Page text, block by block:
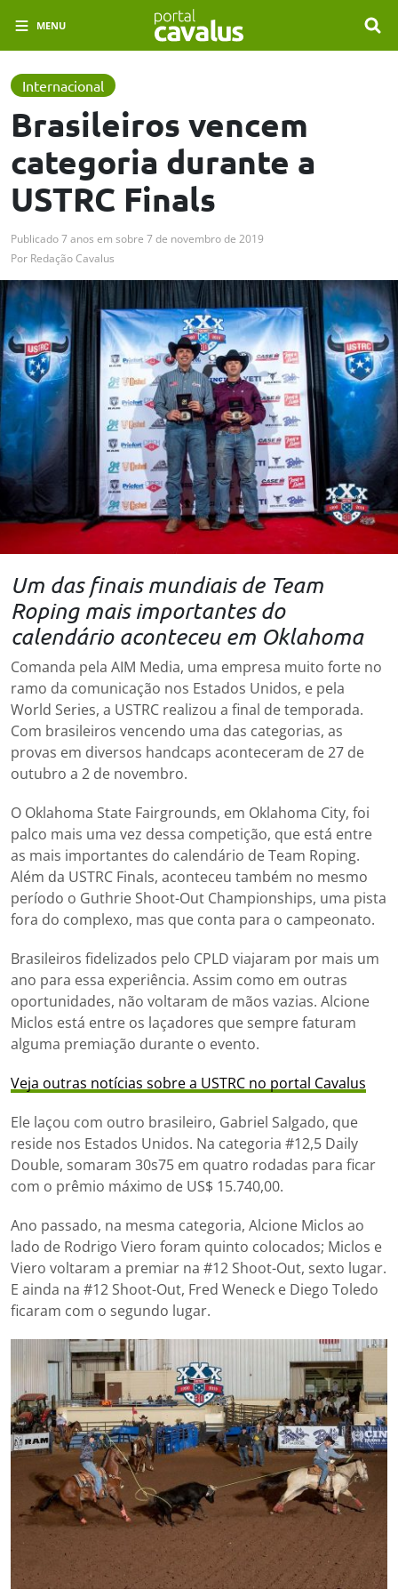
MENU
Internacional
Brasileiros vencem
categoria durante a
USTRC Finals
Publicado7 anos em sobre 7 de novembro de 2019
Por Redação Cavalus
Um das finais mundiais de Team
Roping mais importantes do
calendário aconteceu em Oklahoma
Comanda pela AIM Media, uma empresa muito forte no
ramo da comunicação nos Estados Unidos, e pela
World Series, a USTRC realizou a final de temporada.
Com brasileiros vencendo uma das categorias, as
provas em diversos handcaps aconteceram de 27 de
outubro a 2 de novembro.
O Oklahoma State Fairgrounds, em Oklahoma City, foi
palco mais uma vez dessa competição, que está entre
as mais importantes do calendário de Team Roping.
Além da USTRC Finals, aconteceu também no mesmo
período o Guthrie Shoot-Out Championships, uma pista
fora do complexo, mas que conta para o campeonato.
Brasileiros fidelizados pelo CPLD viajaram por mais um
ano para essa experiência. Assim como em outras
oportunidades, não voltaram de mãos vazias. Alcione
Miclos está entre os laçadores que sempre faturam
alguma premiação durante o evento.
Veja outras notícias sobre a USTRC no portal Cavalus
Ele laçou com outro brasileiro, Gabriel Salgado, que
reside nos Estados Unidos. Na categoria #12,5 Daily
Double, somaram 30s75 em quatro rodadas para ficar
com o prêmio máximo de US$ 15.740,00.
Ano passado, na mesma categoria, Alcione Miclos ao
lado de Rodrigo Viero foram quinto colocados; Miclos e
Viero voltaram a premiar na #12 Shoot-Out, sexto lugar.
E ainda na #12 Shoot-Out, Fred Weneck e Diego Toledo
ficaram com o segundo lugar.